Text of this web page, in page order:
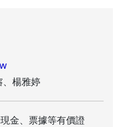
、楊雅婷
金、票據等有價證